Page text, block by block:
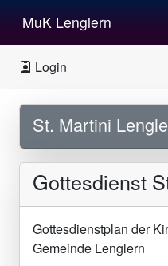
MuK Lenglern
Login
St. Martini
Gottesdienst
Gottesdienstplan der
Gemeinde Lenglern